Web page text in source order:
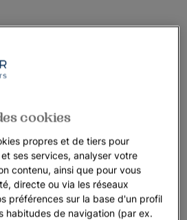
cookies
propres et de tiers pour
ses services, analyser votre
contenu, ainsi que pour vous
directe ou via les réseaux
préférences sur la base d'un profil
habitudes de navigation (par ex.